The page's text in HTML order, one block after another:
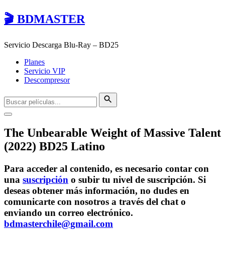
🎬 BDMASTER
Servicio Descarga Blu-Ray – BD25
Planes
Servicio VIP
Descompresor
The Unbearable Weight of Massive Talent
(2022) BD25 Latino
Para acceder al contenido, es necesario contar con
una suscripción o subir tu nivel de suscripción. Si
deseas obtener más información, no dudes en
comunicarte con nosotros a través del chat o
enviando un correo electrónico.
bdmasterchile@gmail.com